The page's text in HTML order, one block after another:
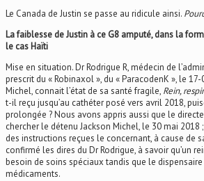
Le Canada de Justin se passe au ridicule ainsi.
La faiblesse de Justin à ce G8 amputé, dans la
le cas Haïti
Mise en situation. Dr Rodrigue R, médecin de
prescrit du « Robinaxol », du « ParacodenK », le 17-
Michel, connait l’état de sa santé fragile, Rein,
t-il reçu jusqu’au cathéter posé vers avril 2018,
prolongée ? Nous avons appris aussi que le
chercher le détenu Jackson Michel, le 30 mai 2018
des instructions reçues le concernant, à cause de
confirmé les dires du Dr Rodrigue, à savoir qu’un
besoin de soins spéciaux tandis que le dispensaire
médicaments.